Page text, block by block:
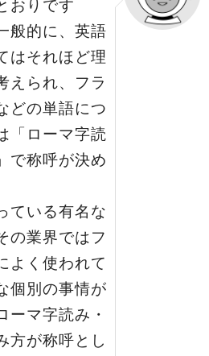
おりです
般的に、英語
はそれほど理
えられ、フラ
どの単語につ
「ローマ字読
で称呼が決め
ている有名な
の業界ではフ
よく使われて
個別の事情が
ーマ字読み・
方が称呼とし